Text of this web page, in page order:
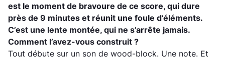
est le moment de bravoure de ce score, qui dure
près de 9 minutes et réunit une foule d’éléments.
C’est une lente montée, qui ne s’arrête jamais.
Comment l’avez-vous construit ?
Tout débute sur un son de wood-block. Une note. Et